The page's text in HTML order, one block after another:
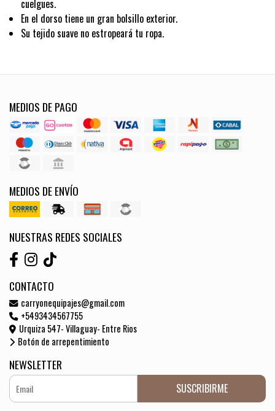
cuelgues.
En el dorso tiene un gran bolsillo exterior.
Su tejido suave no estropeará tu ropa.
MEDIOS DE PAGO
MEDIOS DE ENVÍO
NUESTRAS REDES SOCIALES
CONTACTO
carryonequipajes@gmail.com
+5493434567755
Urquiza 547- Villaguay- Entre Rios
Botón de arrepentimiento
NEWSLETTER
SUSCRIBIRME